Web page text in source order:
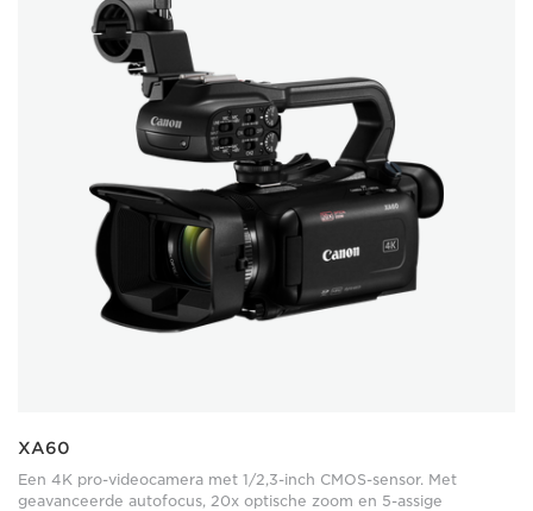
XA60
Een 4K pro-videocamera met 1/2,3-inch CMOS-sensor. Met
geavanceerde autofocus, 20x optische zoom en 5-assige